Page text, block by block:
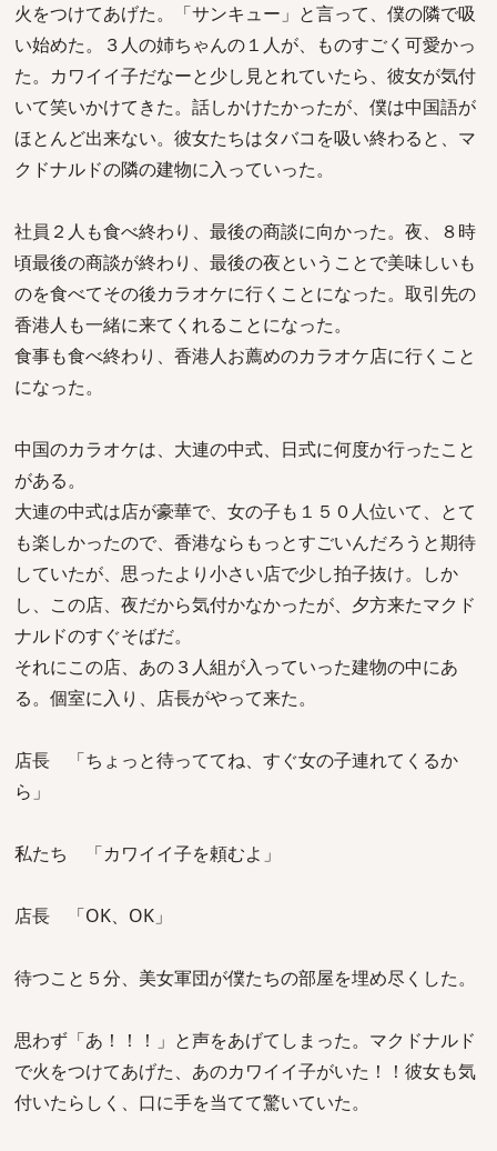
火をつけてあげた。「サンキュー」と言って、僕の隣で吸
い始めた。３人の姉ちゃんの１人が、ものすごく可愛かっ
た。カワイイ子だなーと少し見とれていたら、彼女が気付
いて笑いかけてきた。話しかけたかったが、僕は中国語が
ほとんど出来ない。彼女たちはタバコを吸い終わると、マ
クドナルドの隣の建物に入っていった。
社員２人も食べ終わり、最後の商談に向かった。夜、８時
頃最後の商談が終わり、最後の夜ということで美味しいも
のを食べてその後カラオケに行くことになった。取引先の
香港人も一緒に来てくれることになった。
食事も食べ終わり、香港人お薦めのカラオケ店に行くこと
になった。
中国のカラオケは、大連の中式、日式に何度か行ったこと
がある。
大連の中式は店が豪華で、女の子も１５０人位いて、とて
も楽しかったので、香港ならもっとすごいんだろうと期待
していたが、思ったより小さい店で少し拍子抜け。しか
し、この店、夜だから気付かなかったが、夕方来たマクド
ナルドのすぐそばだ。
それにこの店、あの３人組が入っていった建物の中にあ
る。個室に入り、店長がやって来た。
店長 「ちょっと待っててね、すぐ女の子連れてくるか
ら」
私たち 「カワイイ子を頼むよ」
店長 「OK、OK」
待つこと５分、美女軍団が僕たちの部屋を埋め尽くした。
思わず「あ！！！」と声をあげてしまった。マクドナルド
で火をつけてあげた、あのカワイイ子がいた！！彼女も気
付いたらしく、口に手を当てて驚いていた。